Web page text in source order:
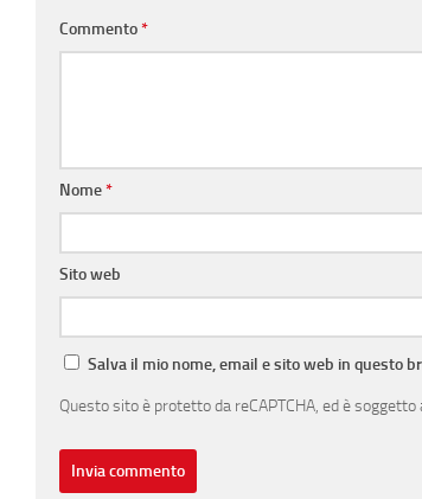
Commento*
Nome*
Sito web
Salva il mio nome, email e sito web in questo
Questo sito è protetto da reCAPTCHA, ed è soggetto